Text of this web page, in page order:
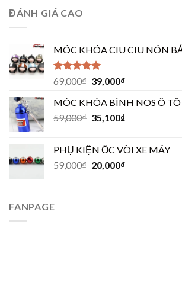
ĐÁNH GIÁ CAO
MÓC KHÓA CIU CIU NÓN
Được xếp
hạng
5
sao
69,000₫ 39,000₫
MÓC KHÓA BÌNH NOS Ô TÔ
59,000₫ 35,100₫
PHỤ KIỆN ỐC VÒI XE MÁY
59,000₫ 20,000₫
FANPAGE